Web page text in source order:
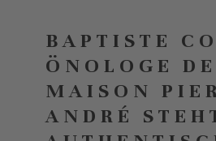
BAPTISTE
ÖNOLOGE
MAISON
ANDRÉ